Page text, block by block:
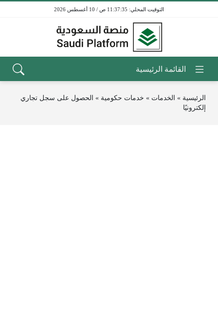
11:37:35 ص / 10 أغسطس 2026
الرئيسية » الخدمات » خدمات حكومية » الحصول على سجل تجاري
إلكترونيًا